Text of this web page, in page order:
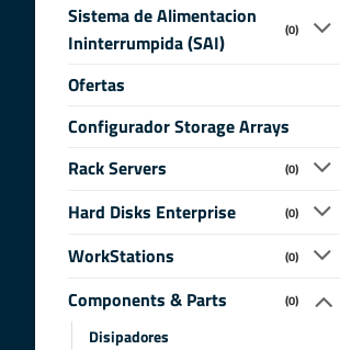
Sistema de Alimentacion
Ininterrumpida (SAI)
(0)
Ofertas
Configurador Storage Arrays
Rack Servers (0)
Hard Disks Enterprise (0)
WorkStations (0)
Components & Parts (0)
Disipadores